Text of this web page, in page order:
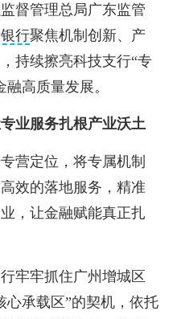
督管理总局广东监管
行聚焦机制创新、产
持续擦亮科技支行“专
高质量发展。
业服务扎根产业沃土
营定位，将专属机制
效的落地服务，精准
，让金融赋能真正扎
牢牢抓住广州增城区
心承载区”的契机，依托